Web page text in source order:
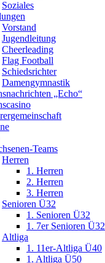
Soziales
Vorstand
Jugendleitung
Cheerleading
Flag Football
Schiedsrichter
Damengymnastik
„Echo“
Teams
Herren
1. Herren
2. Herren
3. Herren
Senioren Ü32
1. Senioren Ü32
1. 7er Senioren Ü32
Altliga
1. 11er-Altliga Ü40
1. Altliga Ü50